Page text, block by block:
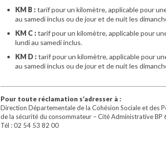
KM B :tarif pour un kilomètre, applicable pour
au samedi inclus ou de jour et de nuit les
KM C :tarif pour un kilomètre, applicable pour
lundi au samedi inclus.
KM D :tarif pour un kilomètre, applicable pour
au samedi inclus ou de jour et de nuit les
Pour toute réclamation s’adresser à :
Direction Départementale de la Cohésion Sociale et des
de la sécurité du consommateur – Cité Administrative BP
Tél : 02 54 53 82 00